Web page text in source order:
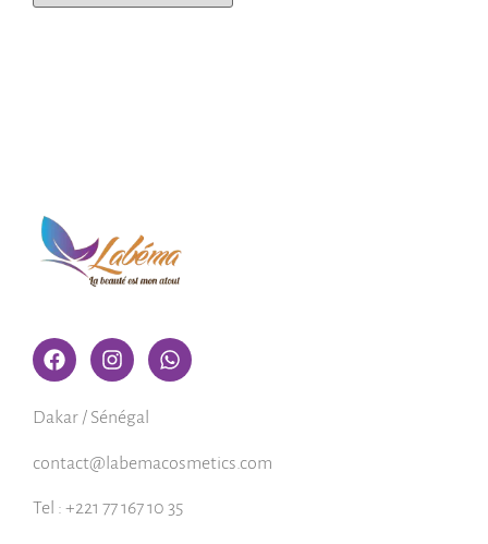
Dakar / Sénégal
contact@labemacosmetics.com
Tel : +221 77 167 10 35